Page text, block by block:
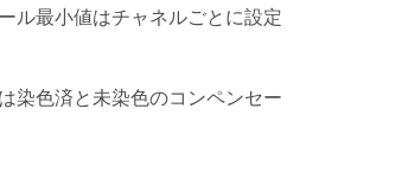
ル最小値はチャネルごとに設定
染色済と未染色のコンペンセー